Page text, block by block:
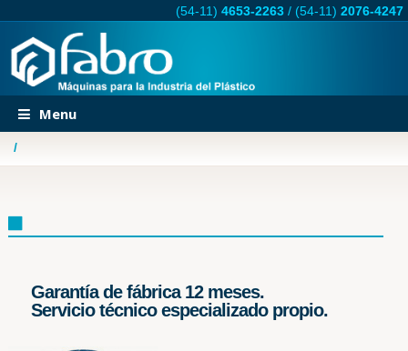
(54-11) 4653-2263 / (54-11) 2076-4247
Menu
/
Garantía de fábrica 12 meses.
Servicio técnico especializado propio.